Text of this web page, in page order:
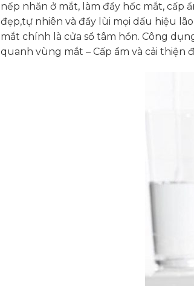
nếp nhăn ở mắt, làm đầy hốc mắt, cấp
đẹp,tự nhiên và đẩy lùi mọi dấu hiệu
mắt chính là cửa sổ tâm hồn. Công
quanh vùng mắt – Cấp ẩm và cải thiện